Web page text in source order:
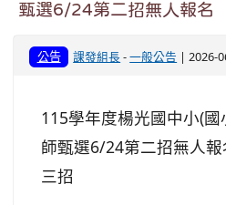
甄選6/24第二招無人報名
公告 課發組長-一般公告 | 2026-
115學年度楊光國中小(
師甄選6/24第二招無人
三招